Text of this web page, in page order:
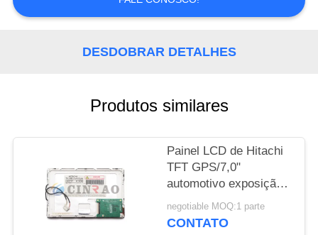
NOTÍCIA
CITAÇÕES
MAPA
DESDOBRAR DETALHES
Produtos similares
Painel LCD de Hitachi
TFT GPS/7,0"
automotivo exposição
TX18D11VM1CAA de
800*480 TFT LCD
negotiable MOQ:1 parte
CONTATO